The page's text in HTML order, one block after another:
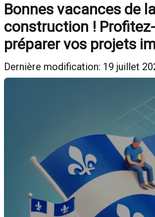
Bonnes vacances de
construction !
préparer vos projets
Dernière modification: 19 juillet